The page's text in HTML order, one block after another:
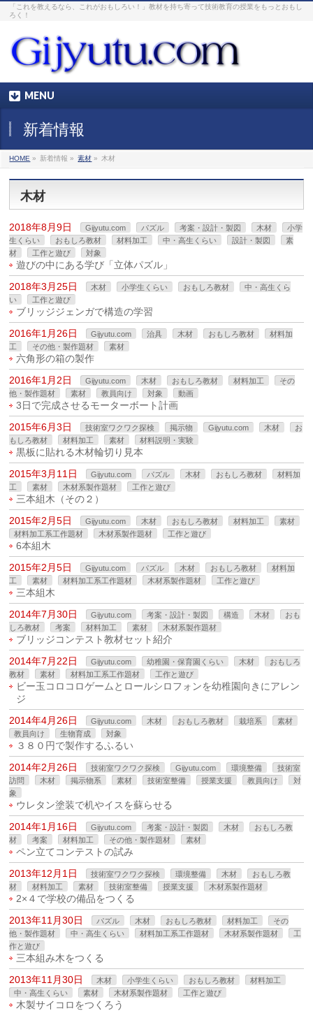
「これを教えるなら、これがおもしろい！」教材を持ち寄って技術教育の授業をもっとおもし
ろく！
MENU
新着情報
HOME » 新着情報 » 素材 » 木材
木材
2018年8月9日 Gijyutu.com パズル 考案・設計・製図 木材
小学
生くらい
おもしろ教材 材料加工 中・高生くらい 設計・製図
素
材
工作と遊び 対象
遊びの中にある学び「立体パズル」
2018年3月25日
木材 小学生くらい おもしろ教材
中・高生くら
い
工作と遊び
ブリッジジェンガで構造の学習
2016年1月26日
Gijyutu.com 治具 木材 おもしろ教材
材料加
工
その他・製作題材 素材
六角形の箱の製作
2016年1月2日
Gijyutu.com 木材 おもしろ教材 材料加工
その
他・製作題材
素材 教員向け 対象 動画
3日で完成させるモーターボート計画
2015年6月3日
技術室ワクワク探検 掲示物 Gijyutu.com 木材
お
もしろ教材
材料加工 素材 材料説明・実験
黒板に貼れる木材輪切り見本
2015年3月11日
Gijyutu.com パズル 木材 おもしろ教材
材料加
工
素材 木材系製作題材 工作と遊び
三本組木（その２）
2015年2月5日
Gijyutu.com 木材 おもしろ教材 材料加工
素材
材料加工系工作題材
木材系製作題材 工作と遊び
6本組木
2015年2月5日
Gijyutu.com パズル 木材 おもしろ教材
材料加
工
素材 材料加工系工作題材 木材系製作題材 工作と遊び
三本組木
2014年7月30日
Gijyutu.com 考案・設計・製図 構造 木材
おも
しろ教材
考案 材料加工 素材 木材系製作題材
ブリッジコンテスト教材セット紹介
2014年7月22日
Gijyutu.com 幼稚園・保育園くらい 木材
おもしろ
教材
素材 材料加工系工作題材 工作と遊び
ビー玉コロコロゲームとロールシロフォンを幼稚園向きにアレン
ジ
2014年4月26日
Gijyutu.com 木材 おもしろ教材 栽培系
素材
教員向け
生物育成 対象
３８０円で製作するふるい
2014年2月26日
技術室ワクワク探検 Gijyutu.com 環境整備
技術室
訪問
木材 掲示物系 素材 技術室整備 授業支援 教員向け
対
象
ウレタン塗装で机やイスを蘇らせる
2014年1月16日
Gijyutu.com 考案・設計・製図 木材
おもしろ教
材
考案 材料加工 その他・製作題材 素材
ペン立てコンテストの試み
2013年12月1日
技術室ワクワク探検 環境整備 木材
おもしろ教
材
材料加工 素材 技術室整備 授業支援 木材系製作題材
2×４で学校の備品をつくる
2013年11月30日
パズル 木材 おもしろ教材 材料加工
その
他・製作題材
中・高生くらい 材料加工系工作題材 木材系製作題材
工
作と遊び
三本組み木をつくる
2013年11月30日
木材 小学生くらい おもしろ教材
材料加工
中・高生くらい
素材 木材系製作題材 工作と遊び
木製サイコロをつくろう